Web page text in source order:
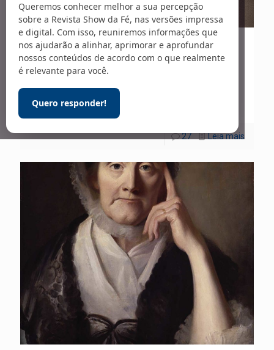
Queremos conhecer melhor a sua percepção
sobre a Revista Show da Fé, nas versões impressa
e digital. Com isso, reuniremos informações que
nos ajudarão a alinhar, aprimorar e aprofundar
nossos conteúdos de acordo com o que realmente
é relevante para você.
Quero responder!
25/11/2023
Heróis da Fé | Pr. John Harper –
292
27 Leia mais